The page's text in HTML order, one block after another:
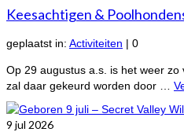
Keesachtigen &
geplaatst in: Activiteiten | 0
Op 29 augustus a.s. is het weer
zal daar gekeurd worden door …
9 jul 2026